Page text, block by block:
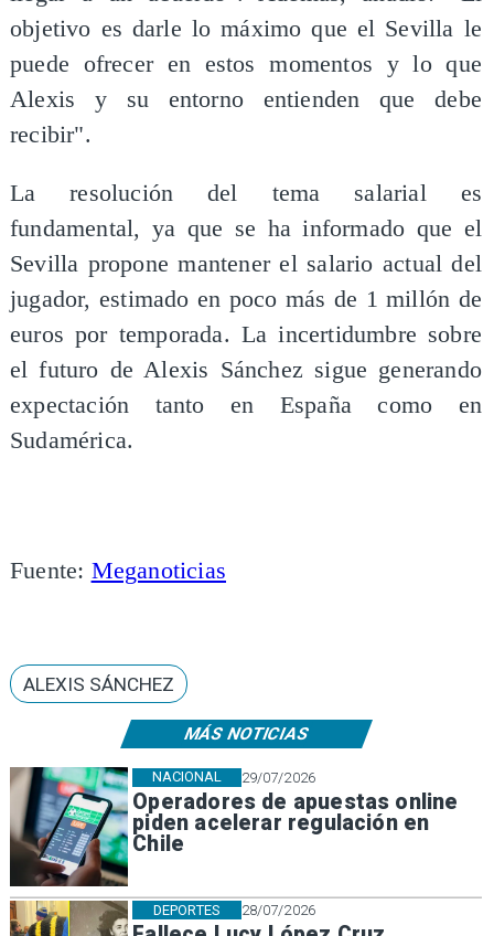
MÁS NOTICIAS
29/07/2026
Operadores de apuestas online
piden acelerar regulación en
Chile
NACIONAL
28/07/2026
DEPORTES
objetivo es darle lo máximo que el Sevilla le
puede ofrecer en estos momentos y lo que
Alexis y su entorno entienden que debe
recibir".
La resolución del tema salarial es
fundamental, ya que se ha informado que el
Sevilla propone mantener el salario actual del
jugador, estimado en poco más de 1 millón de
euros por temporada. La incertidumbre sobre
el futuro de Alexis Sánchez sigue generando
expectación tanto en España como en
Sudamérica.
Fuente: Meganoticias
ALEXIS SÁNCHEZ